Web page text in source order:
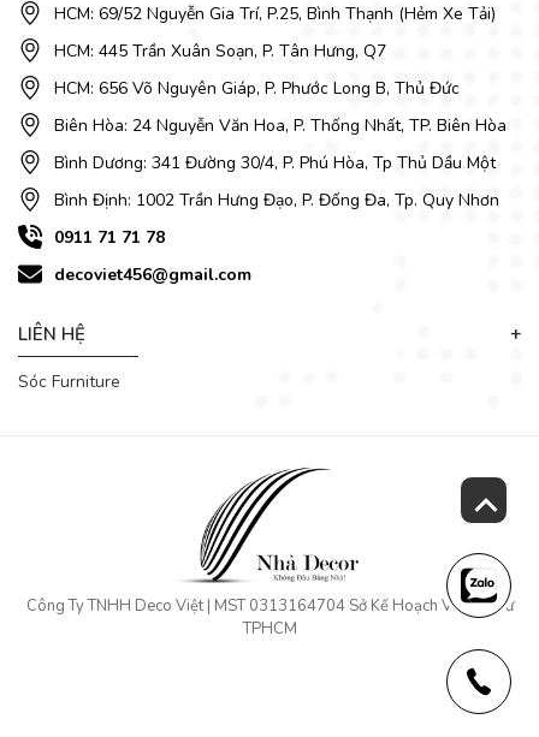
HCM: 69/52 Nguyễn Gia Trí, P.25, Bình Thạnh (Hẻm Xe Tải)
HCM: 445 Trần Xuân Soạn, P. Tân Hưng, Q7
HCM: 656 Võ Nguyên Giáp, P. Phước Long B, Thủ Đức
Biên Hòa: 24 Nguyễn Văn Hoa, P. Thống Nhất, TP. Biên Hòa
Bình Dương: 341 Đường 30/4, P. Phú Hòa, Tp Thủ Dầu Một
Bình Định: 1002 Trần Hưng Đạo, P. Đống Đa, Tp. Quy Nhơn
0911 71 71 78
decoviet456@gmail.com
LIÊN HỆ
Sóc Furniture
Công Ty TNHH Deco Việt | MST 0313164704 Sở Kế Hoạch Và Đầu Tư
TPHCM